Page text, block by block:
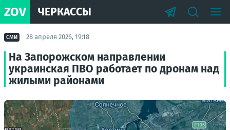
ZOV ЧЕРКАССЫ
СМИ 28 апреля 2026, 19:18
На Запорожском направлении
украинская ПВО работает по дронам над
жилыми районами